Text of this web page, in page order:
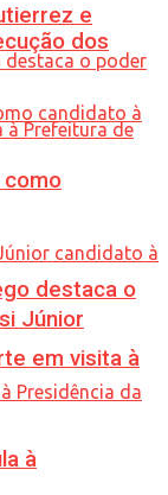
destaca o
em visita à
e
dos
como
Júnior
à